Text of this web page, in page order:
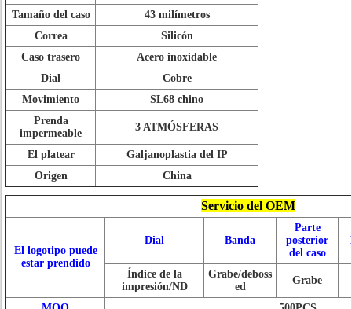
Tamaño del caso
43 milímetros
Correa
Silicón
Caso trasero
Acero inoxidable
Dial
Cobre
Movimiento
SL68 chino
Prenda
impermeable
3 ATMÓSFERAS
El platear
Galjanoplastia del IP
Origen
China
Servicio del OEM
El logotipo puede
estar prendido
Dial Banda
Parte
posterior
del caso
Índice de la
impresión/ND
Grabe/deboss
ed
Grabe